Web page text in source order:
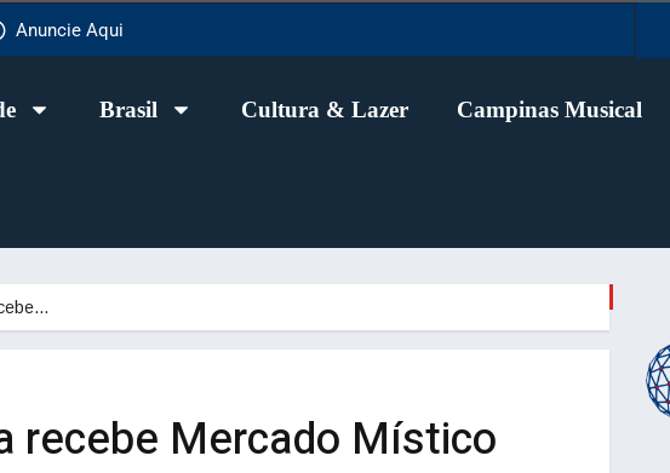
Anuncie Aqui
Brasil Cultura & Lazer Campinas Musical
recebe Mercado Místico